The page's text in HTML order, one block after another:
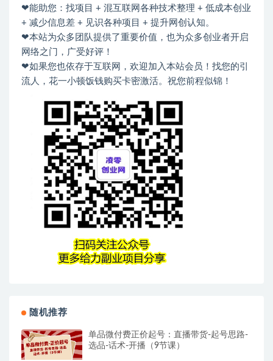
❤能助您：找项目 + 混互联网各种技术整理 + 低成本创业
+ 减少信息差 + 见识各种项目 + 提升网创认知。
❤本站为众多团队提供了重要价值，也为众多创业者开启
网络之门，广受好评！
❤如果您也依存于互联网，欢迎加入本站会员！找您的引
流人，花一小顿饭钱购买卡密激活。祝您前程似锦！
随机推荐
单品微付费正价起号：直播带货-起号思路-
选品-话术-开播（9节课）